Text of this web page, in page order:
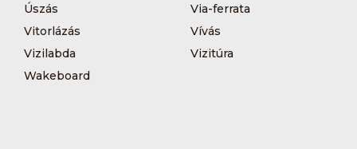
Úszás
Via-ferrata
Vitorlázás
Vívás
Vizilabda
Vizitúra
Wakeboard